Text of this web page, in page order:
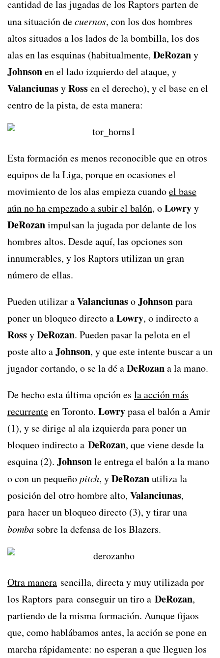
cantidad de las jugadas de los Raptors parten de
una situación decuernos, con los dos hombres
altos situados a los lados de la bombilla, los dos
alas en las esquinas (habitualmente, DeRozany
Johnsonen el lado izquierdo del ataque, y
ValanciunasyRossen el derecho), y el base en el
centro de la pista, de esta manera:
Esta formación es menos reconocible que en otros
equipos de la Liga, porque en ocasiones el
movimiento de los alas empieza cuandoel base
aún no ha empezado a subir el balón, oLowryy
DeRozanimpulsan la jugada por delante de los
hombres altos. Desde aquí, las opciones son
innumerables, y los Raptors utilizan un gran
número de ellas.
Pueden utilizar aValanciunasoJohnsonpara
poner un bloqueo directo aLowry, o indirecto a
RossyDeRozan. Pueden pasar la pelota en el
poste alto aJohnson, y que este intente buscar a un
jugador cortando, o se la dé aDeRozana la mano.
De hecho esta última opción es la acción más
recurrenteen Toronto. Lowrypasa el balón a Amir
(1), y se dirige al ala izquierda para poner un
bloqueo indirecto a DeRozan, que viene desde la
esquina (2). Johnsonle entrega el balón a la mano
o con un pequeñopitch, yDeRozanutiliza la
posición del otro hombre alto, Valanciunas,
para hacer un bloqueo directo (3), y tirar una
bomba sobre la defensa de los Blazers.
Otra manera sencilla, directa y muy utilizada por
los Raptors para conseguir un tiro a DeRozan,
partiendo de la misma formación. Aunque fijaos
que, como hablábamos antes, la acción se pone en
marcha rápidamente: no esperan a que lleguen los